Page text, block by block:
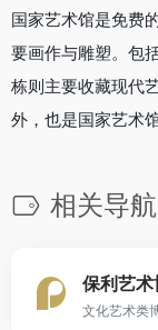
国家艺术馆是免费
要画作与雕塑。包
栋则主要收藏现代
外，也是国家艺术
相关导航
保利艺
文化艺术类